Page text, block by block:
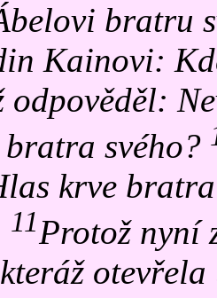
bratru
Kainovi:
odpověděl:
svého?
krve
11Protož nyní